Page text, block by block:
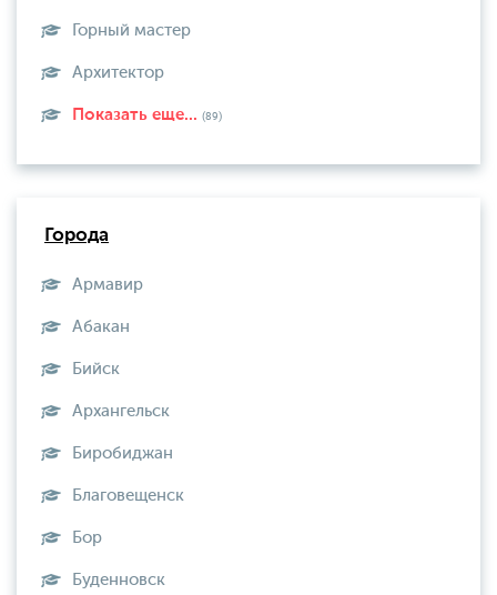
Горный мастер
Архитектор
Показать еще... (89)
Города
Армавир
Абакан
Бийск
Архангельск
Биробиджан
Благовещенск
Бор
Буденновск